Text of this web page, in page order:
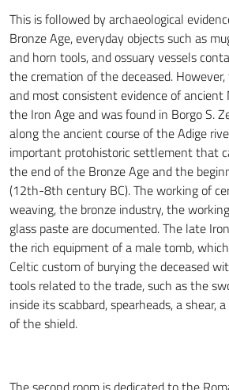
This is followed by archaeological
Bronze Age, everyday objects such as
and horn tools, and ossuary vessels
the cremation of the deceased.
and most consistent evidence of ancient
the Iron Age and was found in Borgo S.
along the ancient course of the Adige
important protohistoric settlement that
the end of the Bronze Age and the
(12th-8th century BC). The working of
weaving, the bronze industry, the
glass paste are documented. The late
the rich equipment of a male tomb,
Celtic custom of burying the deceased
tools related to the trade, such as the
inside its scabbard, spearheads, a shear,
of the shield.